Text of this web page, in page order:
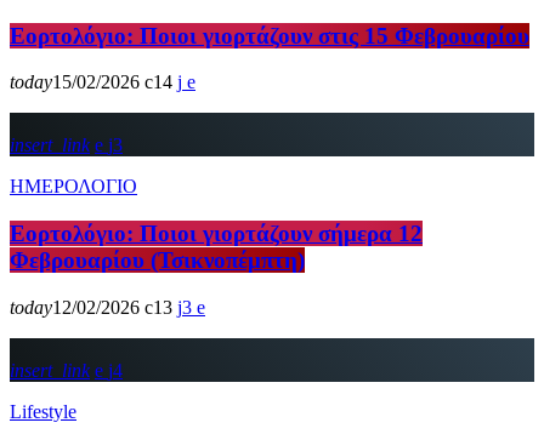
Εορτολόγιο: Ποιοι γιορτάζουν στις 15 Φεβρουαρίου
today15/02/2026 14
insert_link
3
ΗΜΕΡΟΛΟΓΙΟ
Εορτολόγιο: Ποιοι γιορτάζουν σήμερα 12
Φεβρουαρίου (Τσικνοπέμπτη)
today12/02/2026 13 3
insert_link
4
Lifestyle